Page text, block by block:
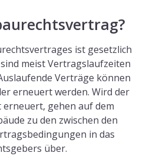
ist gesetzlich
meist Vertragslaufzeiten
Verträge können
erneuert werden. Wird der
gehen auf dem
zu den zwischen den
in das
über.